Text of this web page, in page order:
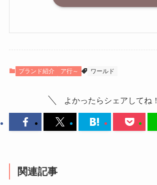
ブランド紹介 ア行～ ワールド
よかったらシェアしてね！
関連記事